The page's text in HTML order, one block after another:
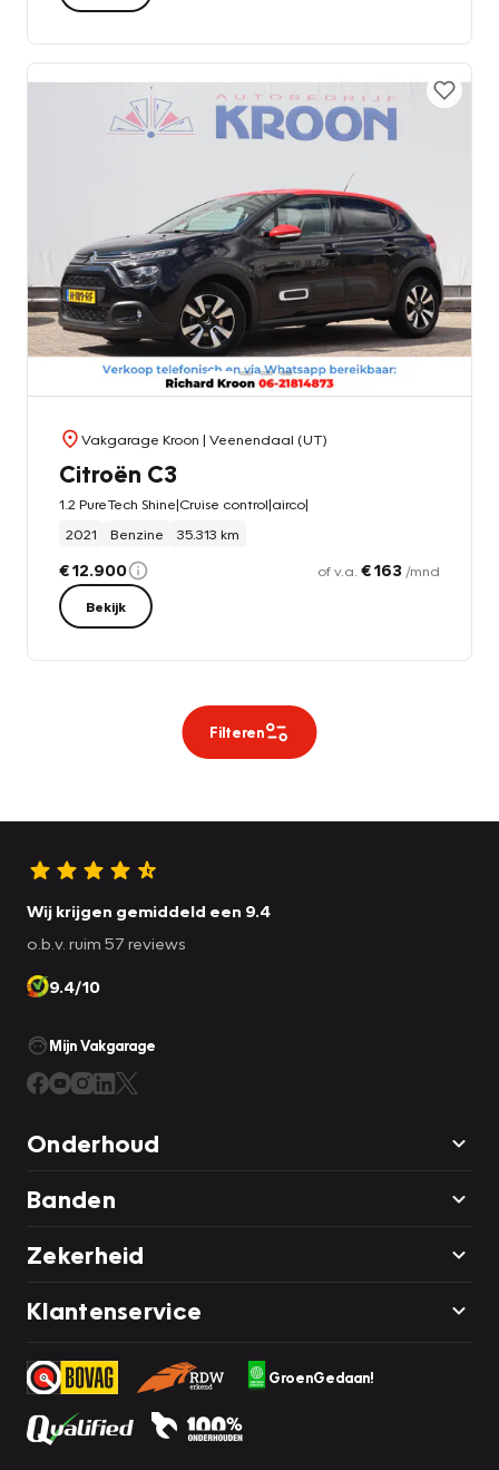
Vakgarage Kroon | Veenendaal (UT)
Citroën C3
1.2 PureTech Shine|Cruise control|airco|
2021
Benzine 35.313 km
€ 12.900 of v.a. € 163 /mnd
Bekijk
Filteren
Wij krijgen gemiddeld een 9.4
o.b.v. ruim 57 reviews
9.4/10
Mijn Vakgarage
Onderhoud
Banden
Zekerheid
Klantenservice
GroenGedaan!